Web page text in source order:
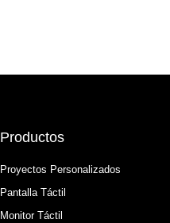
Productos
Proyectos Personalizados
Pantalla Táctil
Monitor Táctil